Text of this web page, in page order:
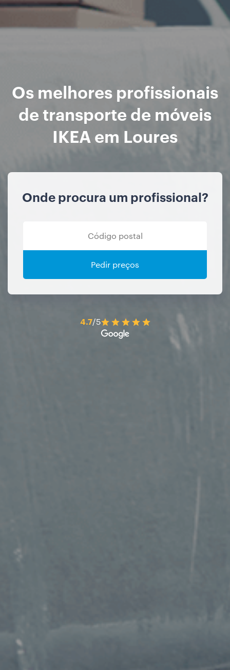
Os melhores profissionais
de transporte de móveis
IKEA em Loures
Onde procura um profissional?
Pedir preços
4.7/5